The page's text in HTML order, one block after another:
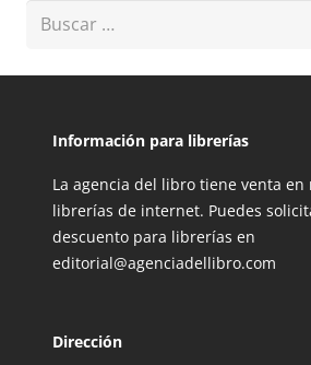
Buscar:
Información para librerías
La agencia del libro tiene venta en
librerías de internet. Puedes
descuento para librerías en
editorial@agenciadellibro.com
Dirección